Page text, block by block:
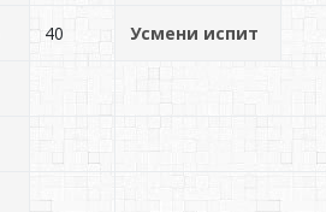
40 Усмени испит